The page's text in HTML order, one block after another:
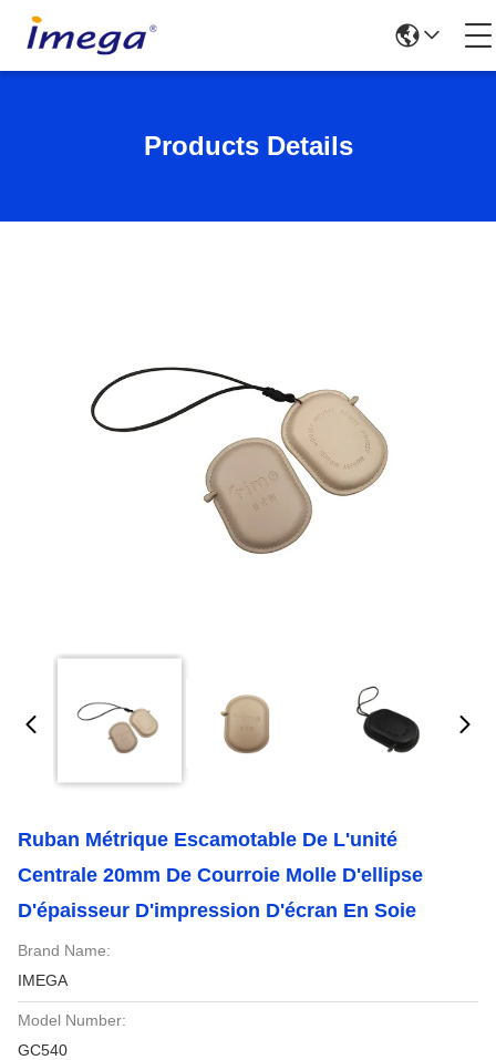
Products Details
Ruban Métrique Escamotable De L'unité
Centrale 20mm De Courroie Molle D'ellipse
D'épaisseur D'impression D'écran En Soie
Brand Name:
IMEGA
Model Number:
GC540